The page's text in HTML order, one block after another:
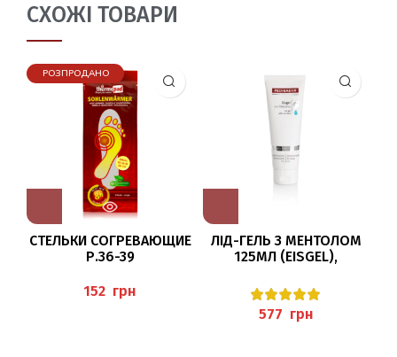
СХОЖІ ТОВАРИ
РОЗПРОДАНО
СТЕЛЬКИ СОГРЕВАЮЩИЕ
Р.36-39
грн
ЛІД-ГЕЛЬ З МЕНТОЛОМ
125МЛ (EISGEL),
грн